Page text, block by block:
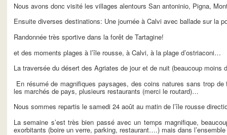
Nous avons donc visité les villages alentours San antoninio, Pigna,
Ensuite diverses destinations: Une journée à Calvi avec ballade sur la
Randonnée très sportive dans la forêt de Tartagine!
et des moments plages à l’île rousse, à Calvi, à la plage d’ostriaconi…
La traversée du désert des Agriates de jour et de nuit (beaucoup moins
En résumé de magnifiques paysages, des coins natures sans trop
les marchés de pays, plusieurs restaurants (merci le routard)…
Nous sommes repartis le samedi 24 août au matin de l’île rousse
La semaine s’est très bien passé avec un temps magnifique,
exorbitants (boire un verre, parking, restaurant….) mais dans